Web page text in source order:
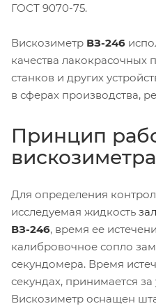
ГОСТ 9070-75.
Вискозиметр ВЗ-246
качества лакокрасочных
станков и других
в сферах производства,
Принцип
Для определения
исследуемая жидкость
ВЗ-246, время ее
калибровочное сопло
секундомера. Время
секундах, принимается за
Вискозиметр оснащен